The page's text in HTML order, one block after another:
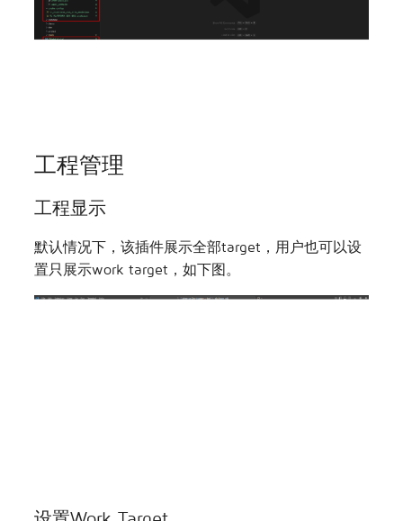
工程管理
工程显示
默认情况下，该插件展示全部target，用户也可以设
置只展示work target，如下图。